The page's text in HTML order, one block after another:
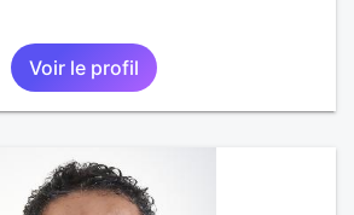
Voir le profil